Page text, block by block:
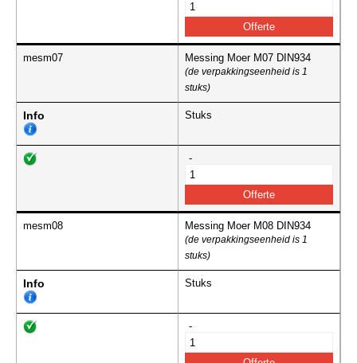
mesm07 Messing Moer M07 DIN934
(de verpakkingseenheid is 1
stuks)
Info Stuks
-
mesm08 Messing Moer M08 DIN934
(de verpakkingseenheid is 1
stuks)
Info Stuks
-